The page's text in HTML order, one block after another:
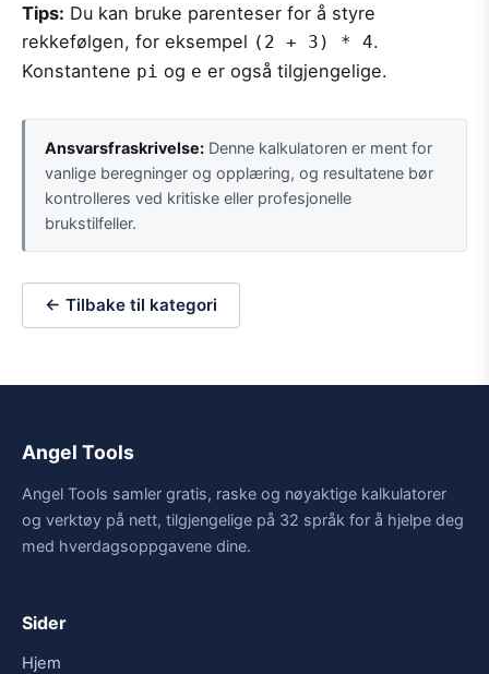
Tips: Du kan bruke parenteser for å styre
rekkefølgen, for eksempel (2 + 3) * 4.
Konstantene pi og e er også tilgjengelige.
Ansvarsfraskrivelse: Denne kalkulatoren er ment for
vanlige beregninger og opplæring, og resultatene bør
kontrolleres ved kritiske eller profesjonelle
brukstilfeller.
← Tilbake til kategori
Angel Tools
Angel Tools samler gratis, raske og nøyaktige kalkulatorer
og verktøy på nett, tilgjengelige på 32 språk for å hjelpe deg
med hverdagsoppgavene dine.
Sider
Hjem